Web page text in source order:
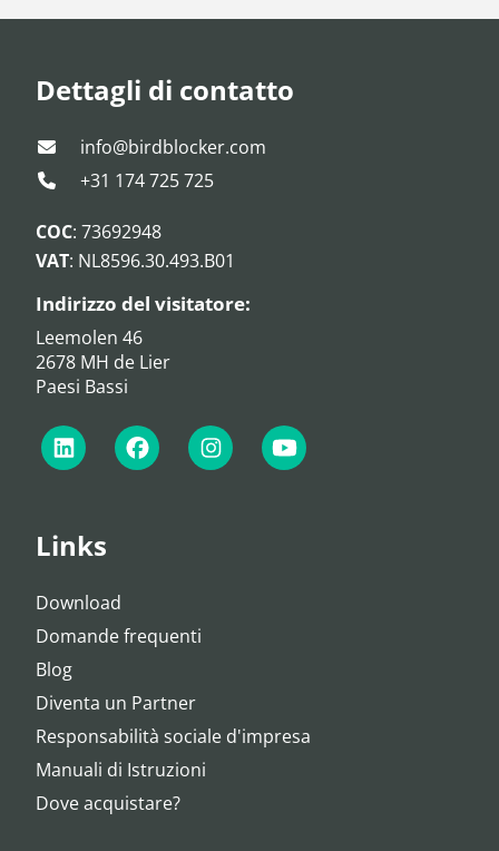
Dettagli di contatto
info@birdblocker.com
+31 174 725 725
COC: 73692948
VAT: NL8596.30.493.B01
Indirizzo del visitatore:
Leemolen 46
2678 MH de Lier
Paesi Bassi
Links
Download
Domande frequenti
Blog
Diventa un Partner
Responsabilità sociale d'impresa
Manuali di Istruzioni
Dove acquistare?